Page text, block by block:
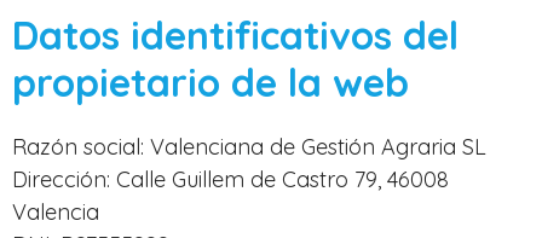
Datos identificativos del
propietario de la web
Razón social: Valenciana de Gestión Agraria SL
Dirección: Calle Guillem de Castro 79, 46008
Valencia